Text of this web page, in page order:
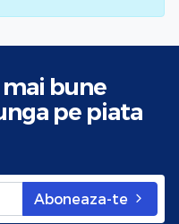
bune
pe piata
Aboneaza-te